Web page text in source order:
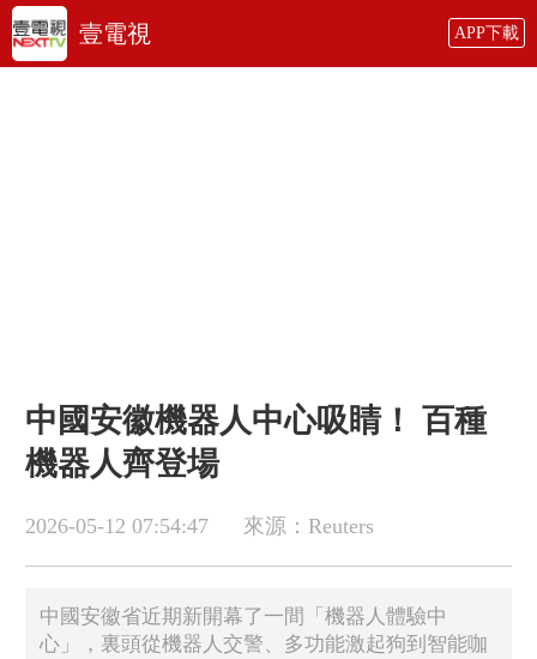
壹電視 APP下載
中國安徽機器人中心吸睛！ 百種
機器人齊登場
2026-05-12 07:54:47 來源：Reuters
中國安徽省近期新開幕了一間「機器人體驗中
心」，裏頭從機器人交警、多功能激起狗到智能咖